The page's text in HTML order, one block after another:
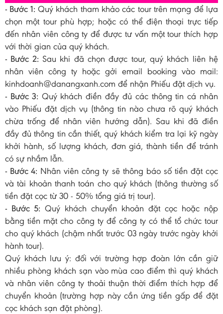
- Bước 1: Quý khách tham khảo các tour trên mạng để lựa
chọn một tour phù hợp; hoặc có thể điện thoại trực tiếp
đến nhân viên công ty để được tư vấn một tour thích hợp
với thời gian của quý khách.
- Bước 2: Sau khi đã chọn được tour, quý khách liên hệ
nhân viên công ty hoặc gởi email booking vào mail:
kinhdoanh@danangxanh.com để nhận Phiếu đặt dịch vụ.
- Bước 3: Quý khách điền đầy đủ các thông tin cá nhân
vào Phiếu đặt dịch vụ (thông tin nào chưa rõ quý khách
chừa trống để nhân viên hướng dẫn). Sau khi đã điền
đầy đủ thông tin cần thiết, quý khách kiểm tra lại kỹ ngày
khởi hành, số lượng khách, đơn giá, thành tiền để tránh
có sự nhầm lẫn.
- Bước 4: Nhân viên công ty sẽ thông báo số tiền đặt cọc
và tài khoản thanh toán cho quý khách (thông thường số
tiền đặt cọc từ 30 - 50% tổng giá trị tour).
- Bước 5: Quý khách chuyển khoản đặt cọc hoặc nộp
bằng tiền mặt cho công ty để công ty có thể tổ chức tour
cho quý khách (chậm nhất trước 03 ngày trước ngày khởi
hành tour).
Quý khách lưu ý: đối với trường hợp đoàn lớn cần giữ
nhiều phòng khách sạn vào mùa cao điểm thì quý khách
và nhân viên công ty thoải thuận thời điểm thích hợp để
chuyển khoản (trường hợp này cần ứng tiền gấp để đặt
cọc khách sạn đặt phòng).